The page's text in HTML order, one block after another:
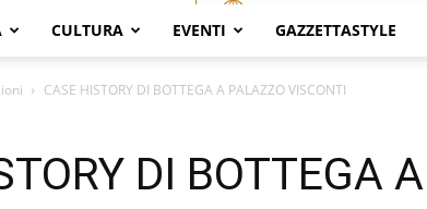
CULTURA EVENTI GAZZETTASTYLE
CASE HISTORY DI BOTTEGA A PALAZZO VISCONTI
DI BOTTEGA A